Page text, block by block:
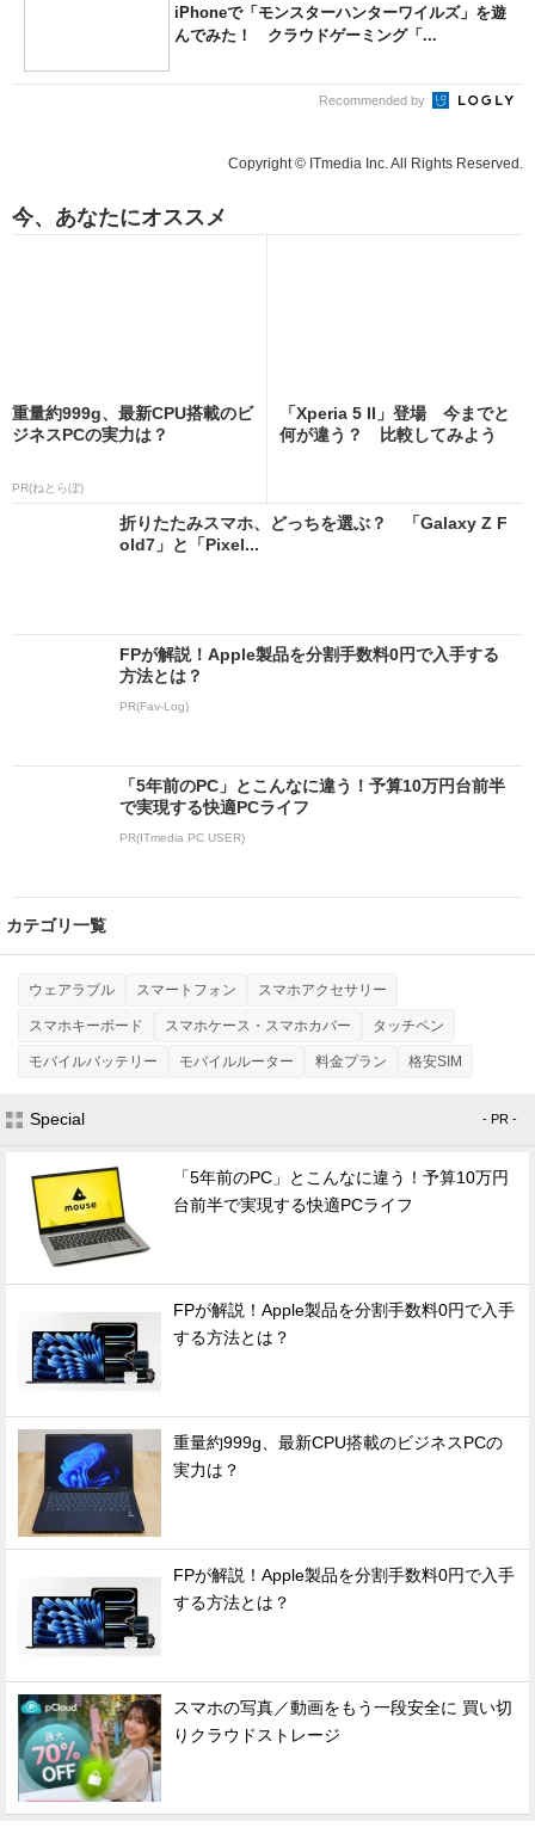
iPhoneで「モンスターハンターワイルズ」を遊
んでみた！ クラウドゲーミング「...
Recommended by
Copyright © ITmedia Inc. All Rights Reserved.
今、あなたにオススメ
重量約999g、最新CPU搭載のビ
ジネスPCの実力は？
PR(ねとらぼ)
「Xperia 5 II」登場 今までと
何が違う？ 比較してみよう
折りたたみスマホ、どっちを選ぶ？ 「Galaxy Z F
old7」と「Pixel...
FPが解説！Apple製品を分割手数料0円で入手する
方法とは？
PR(Fav-Log)
「5年前のPC」とこんなに違う！予算10万円台前半
で実現する快適PCライフ
PR(ITmedia PC USER)
カテゴリ一覧
ウェアラブル スマートフォン スマホアクセサリー
スマホキーボード スマホケース・スマホカバー タッチペン
モバイルバッテリー モバイルルーター 料金プラン 格安SIM
Special - PR -
「5年前のPC」とこんなに違う！予算10万円
台前半で実現する快適PCライフ
FPが解説！Apple製品を分割手数料0円で入手
する方法とは？
重量約999g、最新CPU搭載のビジネスPCの
実力は？
FPが解説！Apple製品を分割手数料0円で入手
する方法とは？
スマホの写真／動画をもう一段安全に 買い切
りクラウドストレージ